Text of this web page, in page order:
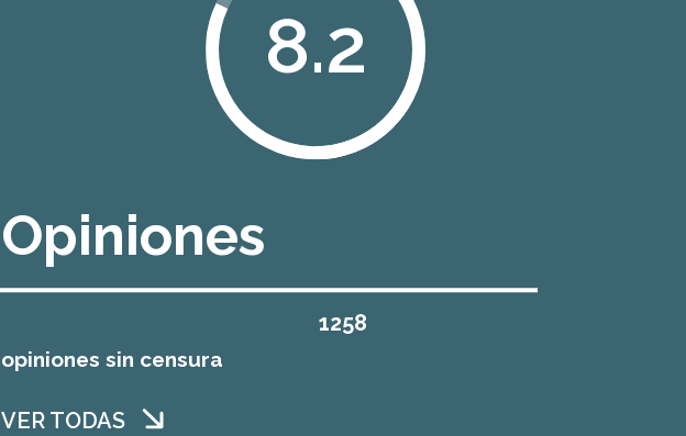
8.2
Opiniones
opiniones sin censura
1258
VER TODAS